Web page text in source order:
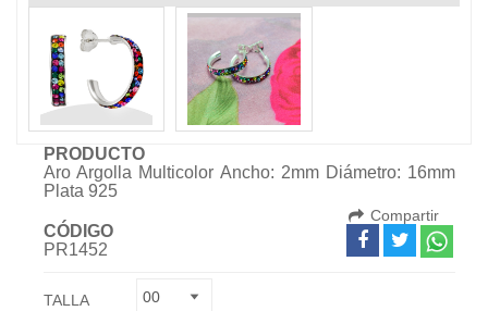
PRODUCTO
Aro Argolla Multicolor Ancho: 2mm Diámetro: 16mm
Plata 925
CÓDIGO
PR1452
Compartir
TALLA